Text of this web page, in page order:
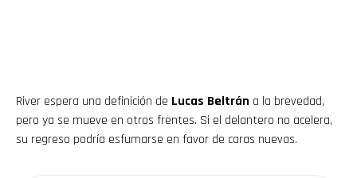
River espera una definición de Lucas Beltrán a la brevedad,
pero ya se mueve en otros frentes. Si el delantero no acelera,
su regreso podría esfumarse en favor de caras nuevas.